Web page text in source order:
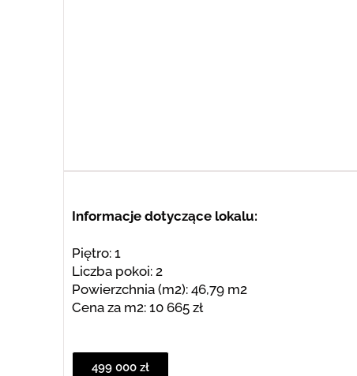
Informacje dotyczące lokalu:
Piętro: 1
Liczba pokoi: 2
Powierzchnia (m2): 46,79 m2
Cena za m2: 10 665 zł
499 000 zł